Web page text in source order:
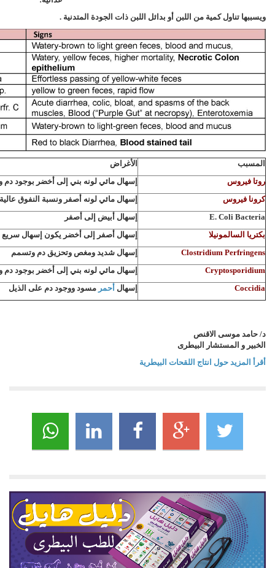
ويسببها تناول كمية من اللبن أو بدائل اللبن ذات الجودة المتدنية .
المسبب
الأغراض
روتا فيروس
إسهال مائي لونه بني إلى أخضر بوجود
كرونا فيروس
إسهال مائي لونه أصفر ونسبة النفوق
E. Coli Bacteria
إسهال أبيض إلى أصفر
بكتريا السالمونيلا
إسهال أصفر إلى أخضر يكون إسهال
Clostridium Perfringens
إسهال شديد ومغص وتحزيق دم وتسمم
Cryptosporidium
إسهال مائي لونه بني إلى أخضر بوجود
Coccidia
إسهال أحمر مسود ووجود دم على الذيل
د/ حامد موسى الاقنص
الخبير و المستشار البيطرى
أقرأ المزيد حول انتاج اللقحات البيطرية